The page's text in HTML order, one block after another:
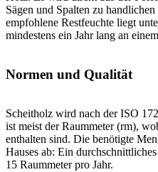
Sägen und Spalten zu
empfohlene Restfeuchte liegt
mindestens ein Jahr lang an
Normen und Qualität
Scheitholz wird nach der ISO
ist meist der Raummeter (rm),
enthalten sind. Die benötigte
Hauses ab: Ein
15 Raummeter pro Jahr.